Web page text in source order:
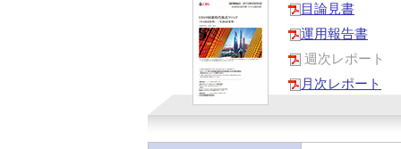
目論見書
運用報告書
週次レポート
月次レポート